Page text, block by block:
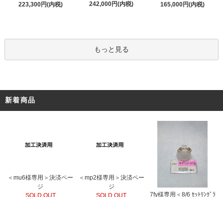
223,300円(内税)
242,000円(内税)
165,000円(内税)
もっと見る
新着商品
＜mu6様専用＞決済ペー
ジ
＜mp2様専用＞決済ペー
ジ
7fy様専用＜8/6 ｾｯﾄﾘﾝｸﾞﾗ